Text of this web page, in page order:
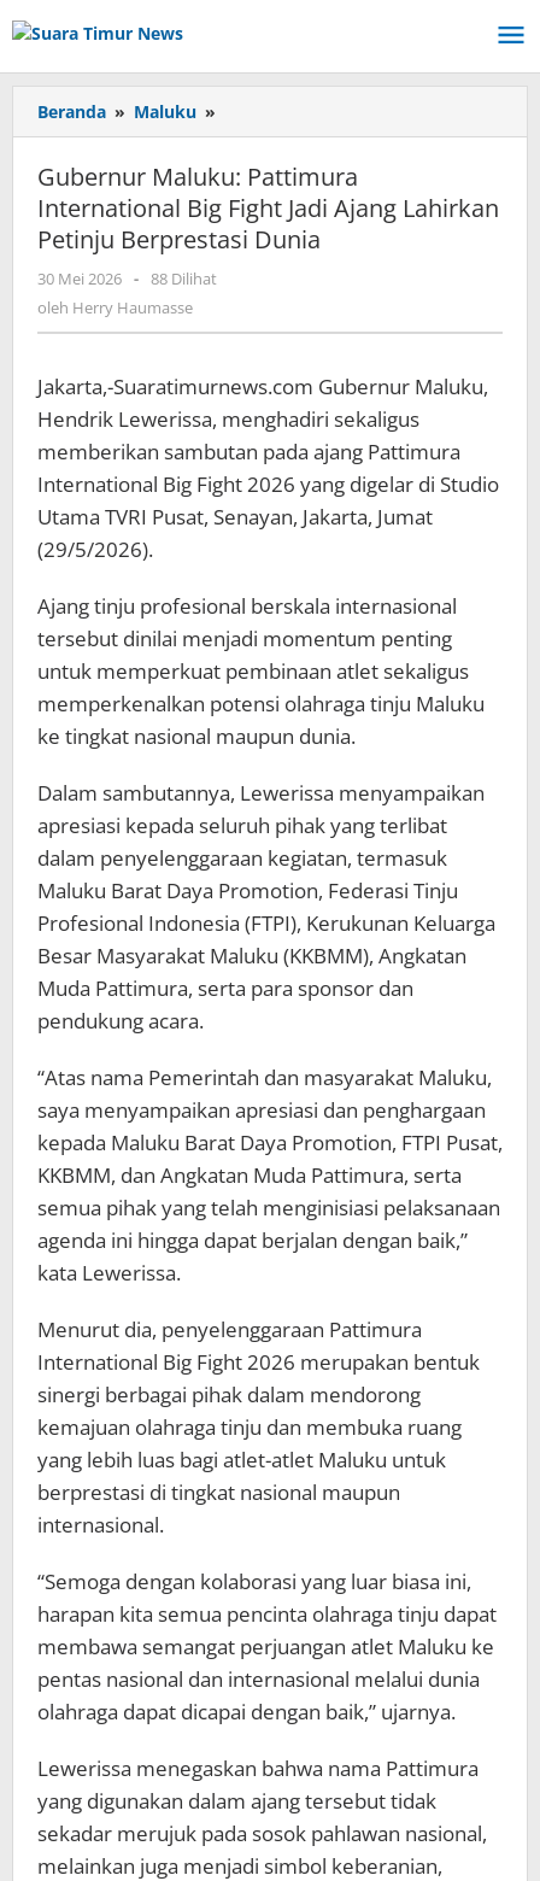
ke
Beranda » Maluku »
Maluku:
Pattimura
International
Big
Fight
Petinju
Dunia
Gubernur Maluku: Pattimura
International Big Fight Jadi Ajang Lahirkan
Petinju Berprestasi Dunia
30 Mei 2026 oleh
Herry
- 88 Dilihat
oleh Herry Haumasse
Jakarta,-Suaratimurnews.com Gubernur Maluku,
Hendrik Lewerissa, menghadiri sekaligus
memberikan sambutan pada ajang Pattimura
International Big Fight 2026 yang digelar di Studio
Utama TVRI Pusat, Senayan, Jakarta, Jumat
(29/5/2026).
Ajang tinju profesional berskala internasional
tersebut dinilai menjadi momentum penting
untuk memperkuat pembinaan atlet sekaligus
memperkenalkan potensi olahraga tinju Maluku
ke tingkat nasional maupun dunia.
Dalam sambutannya, Lewerissa menyampaikan
apresiasi kepada seluruh pihak yang terlibat
dalam penyelenggaraan kegiatan, termasuk
Maluku Barat Daya Promotion, Federasi Tinju
Profesional Indonesia (FTPI), Kerukunan Keluarga
Besar Masyarakat Maluku (KKBMM), Angkatan
Muda Pattimura, serta para sponsor dan
pendukung acara.
“Atas nama Pemerintah dan masyarakat Maluku,
saya menyampaikan apresiasi dan penghargaan
kepada Maluku Barat Daya Promotion, FTPI Pusat,
KKBMM, dan Angkatan Muda Pattimura, serta
semua pihak yang telah menginisiasi pelaksanaan
agenda ini hingga dapat berjalan dengan baik,”
kata Lewerissa.
Menurut dia, penyelenggaraan Pattimura
International Big Fight 2026 merupakan bentuk
sinergi berbagai pihak dalam mendorong
kemajuan olahraga tinju dan membuka ruang
yang lebih luas bagi atlet-atlet Maluku untuk
berprestasi di tingkat nasional maupun
internasional.
“Semoga dengan kolaborasi yang luar biasa ini,
harapan kita semua pencinta olahraga tinju dapat
membawa semangat perjuangan atlet Maluku ke
pentas nasional dan internasional melalui dunia
olahraga dapat dicapai dengan baik,” ujarnya.
Lewerissa menegaskan bahwa nama Pattimura
yang digunakan dalam ajang tersebut tidak
sekadar merujuk pada sosok pahlawan nasional,
melainkan juga menjadi simbol keberanian,